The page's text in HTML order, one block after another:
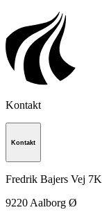
Kontakt
Kontakt
Fredrik Bajers Vej 7K
9220 Aalborg Ø